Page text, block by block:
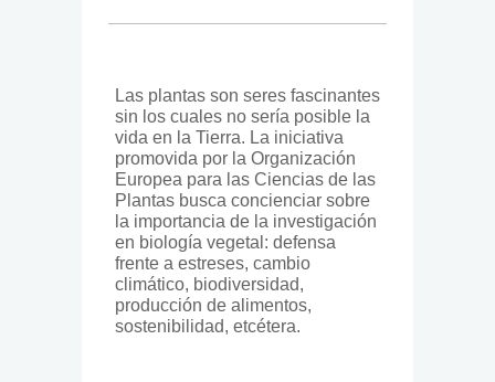
Las plantas son seres fascinantes
sin los cuales no sería posible la
vida en la Tierra. La iniciativa
promovida por la Organización
Europea para las Ciencias de las
Plantas busca concienciar sobre
la importancia de la investigación
en biología vegetal: defensa
frente a estreses, cambio
climático, biodiversidad,
producción de alimentos,
sostenibilidad, etcétera.